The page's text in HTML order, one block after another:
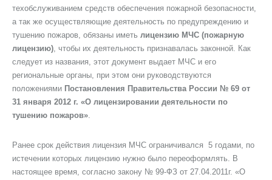
техобслуживанием средств обеспечения пожарной безопасности,
а так же осуществляющие деятельность по предупреждению и
тушению пожаров, обязаны иметь лицензию МЧС (пожарную
лицензию), чтобы их деятельность признавалась законной. Как
следует из названия, этот документ выдает МЧС и его
региональные органы, при этом они руководствуются
положениями Постановления Правительства России № 69 от
31 января 2012 г. «О лицензировании деятельности по
тушению пожаров».
Ранее срок действия лицензия МЧС ограничивался 5 годами, по
истечении которых лицензию нужно было переоформлять. В
настоящее время, согласно закону № 99-ФЗ от 27.04.2011г. «О